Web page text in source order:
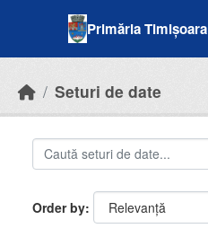
Primăria Timișoara
Seturi de date
Order by